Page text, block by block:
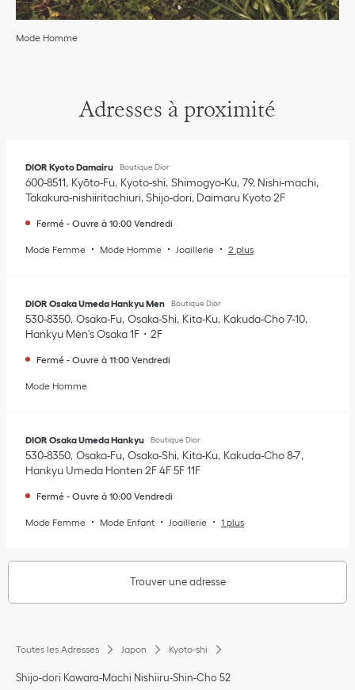
Mode Homme
Adresses à proximité
DIOR Kyoto Damairu Boutique Dior
600-8511 Kyōto-Fu Kyoto-shi Shimogyo-Ku 79, Nishi-machi,
Takakura-nishiiritachiuri, Shijo-dori, Daimaru Kyoto 2F
Fermé - Ouvre à 10:00 Vendredi
Mode Femme Mode Homme Joaillerie 2 plus
DIOR Osaka Umeda Hankyu Men Boutique Dior
530-8350 Osaka-Fu Osaka-Shi Kita-Ku Kakuda-Cho 7-10,
Hankyu Men's Osaka 1F・2F
Fermé - Ouvre à 11:00 Vendredi
Mode Homme
DIOR Osaka Umeda Hankyu Boutique Dior
530-8350 Osaka-Fu Osaka-Shi Kita-Ku Kakuda-Cho 8-7,
Hankyu Umeda Honten 2F 4F 5F 11F
Fermé - Ouvre à 10:00 Vendredi
Mode Femme Mode Enfant Joaillerie 1 plus
Trouver une adresse
Toutes les Adresses Japon Kyoto-shi
Shijo-dori Kawara-Machi Nishiiru-Shin-Cho 52